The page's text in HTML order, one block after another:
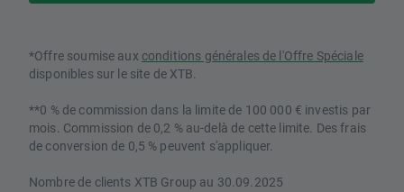
*Offre soumise aux conditions générales de l'Offre Spéciale
disponibles sur le site de XTB.
**0 % de commission dans la limite de 100 000 € investis par
mois. Commission de 0,2 % au-delà de cette limite. Des frais
de conversion de 0,5 % peuvent s'appliquer.
Nombre de clients XTB Group au 30.09.2025